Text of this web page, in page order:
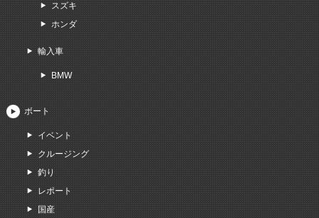
スズキ
ホンダ
輸入車
BMW
ボート
イベント
クルージング
釣り
レポート
国産